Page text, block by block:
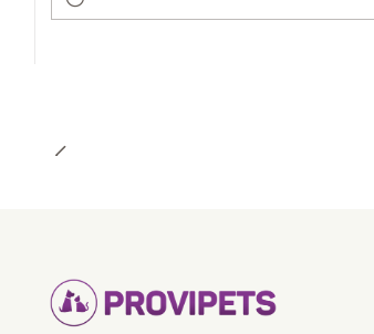
Cantidad